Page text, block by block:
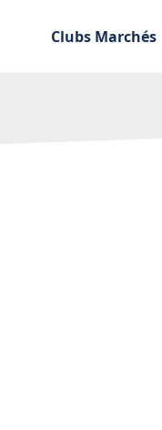
Clubs Marchés